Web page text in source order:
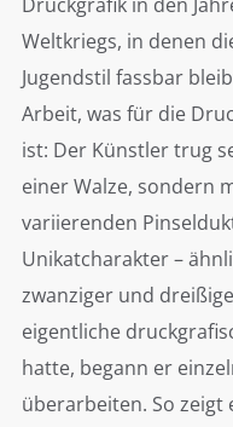
Weltkriegs, in denen
Jugendstil fassbar
Arbeit, was für die
ist: Der Künstler trug
einer Walze, sondern
variierenden
Unikatcharakter –
zwanziger und
eigentliche
hatte, begann er
überarbeiten. So zeigt